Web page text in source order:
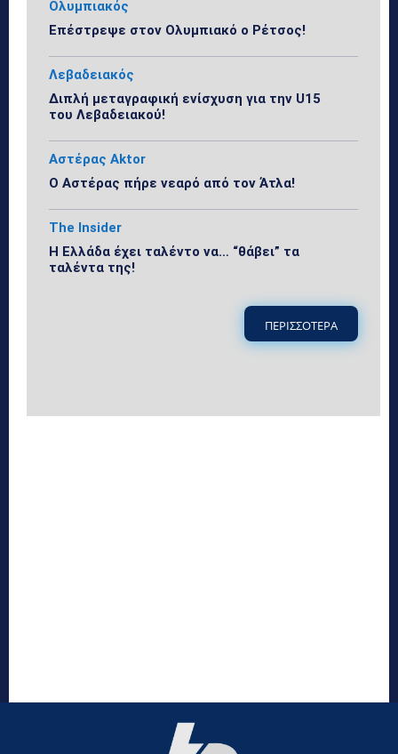
Ολυμπιακός
Επέστρεψε στον Ολυμπιακό ο Ρέτσος!
Λεβαδειακός
Διπλή μεταγραφική ενίσχυση για την U15
του Λεβαδειακού!
Αστέρας Aktor
Ο Αστέρας πήρε νεαρό από τον Άτλα!
The Insider
Η Ελλάδα έχει ταλέντο να… “θάβει” τα
ταλέντα της!
ΠΕΡΙΣΣΟΤΕΡΑ